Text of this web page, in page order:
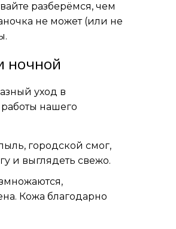
разберёмся, чем
не может (или не
ночной
уход в
работы нашего
городской смог,
и выглядеть свежо.
Кожа благодарно